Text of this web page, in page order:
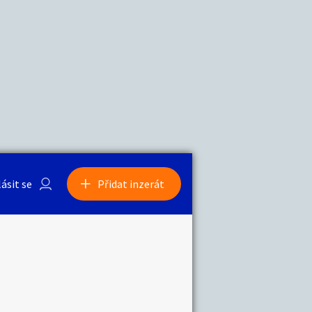
se Přidat inzerát
Sběratelství
0/1000